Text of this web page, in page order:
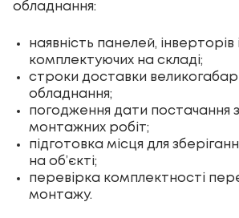
обладнання:
наявність панелей, інверторів
комплектуючих на складі;
строки доставки
обладнання;
погодження дати постачання
монтажних робіт;
підготовка місця для
на об’єкті;
перевірка комплектності
монтажу.